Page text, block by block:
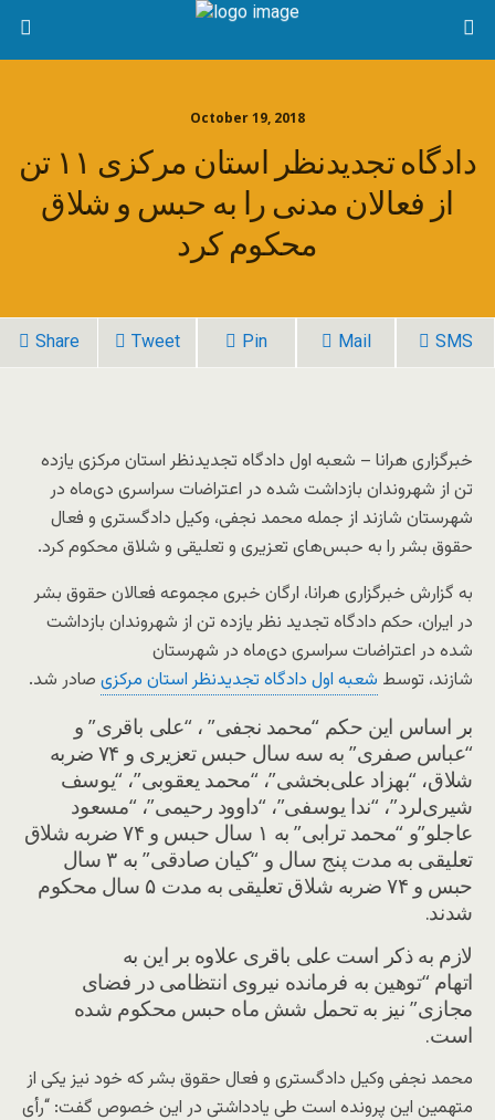
October 19, 2018
دادگاه تجدیدنظر استان مرکزی ۱۱ تن
از فعالان مدنی را به حبس و شلاق
محکوم کرد
Share Tweet Pin Mail SMS
خبرگزاری هرانا – شعبه اول دادگاه تجدیدنظر استان مرکزی یازده
تن از شهروندان بازداشت شده در اعتراضات سراسری دی‌ماه در
شهرستان شازند از جمله محمد نجفی، وکیل دادگستری و فعال
حقوق بشر را به حبس‌های تعزیری و تعلیقی و شلاق محکوم کرد.
به گزارش خبرگزاری هرانا، ارگان خبری مجموعه فعالان حقوق بشر
در ایران، حکم دادگاه تجدید نظر یازده تن از شهروندان بازداشت
شده در اعتراضات سراسری دی‌ماه در شهرستان
شازند، توسط شعبه اول دادگاه تجدیدنظر استان مرکزی صادر شد.
بر اساس این حکم “محمد نجفی” ، “علی باقری” و
“عباس صفری” به سه سال حبس تعزیری و ۷۴ ضربه
شلاق، “بهزاد علی‌بخشی”، “محمد یعقوبی”، “یوسف
شیری‌لرد”، “ندا یوسفی”، “داوود رحیمی”، “مسعود
عاجلو”و “محمد ترابی” به ۱ سال حبس و ۷۴ ضربه شلاق
تعلیقی به مدت پنج سال و “کیان صادقی” به ۳ سال
حبس و ۷۴ ضربه شلاق تعلیقی به مدت ۵ سال محکوم
شدند.
لازم به ذکر است علی باقری علاوه بر این به
اتهام“توهین به فرمانده نیروی انتظامی در فضای
مجازی” نیز به تحمل شش ماه حبس محکوم شده
است.
محمد نجفی وکیل دادگستری و فعال حقوق بشر که خود نیز یکی از
متهمین این پرونده است طی یادداشتی در این خصوص گفت: “رأی